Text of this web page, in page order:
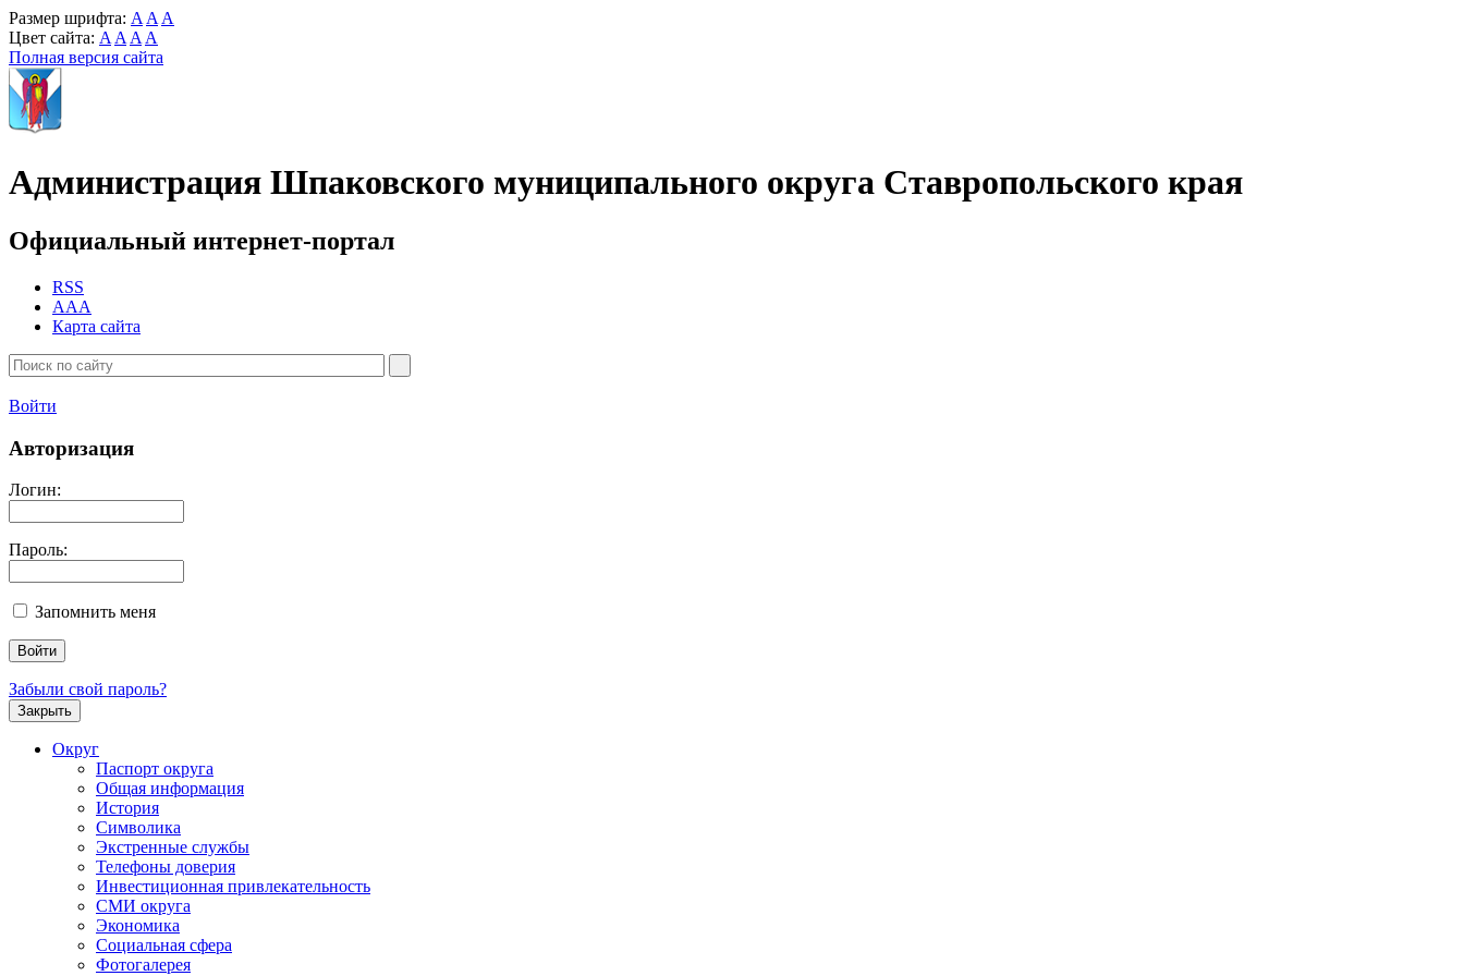
Размер шрифта: A A A
Цвет сайта: A A A A
Полная версия сайта
Администрация Шпаковского муниципального округа Ставропольского края
Официальный интернет-портал
RSS
AAA
Карта сайта
Войти
Авторизация
Логин:
Пароль:
Запомнить меня
Забыли свой пароль?
Закрыть
Округ
Паспорт округа
Общая информация
История
Символика
Экстренные службы
Телефоны доверия
Инвестиционная привлекательность
СМИ округа
Экономика
Социальная сфера
Фотогалерея